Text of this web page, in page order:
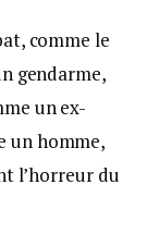
comme le
gendarme,
un ex-
un homme,
l’horreur du